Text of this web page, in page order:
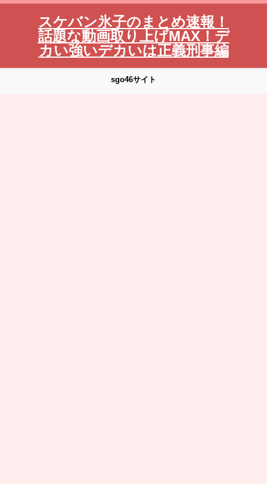
スケバン氷子のまとめ速報！
話題な動画取り上げMAX！デ
カい強いデカいは正義刑事編
sgo46サイト